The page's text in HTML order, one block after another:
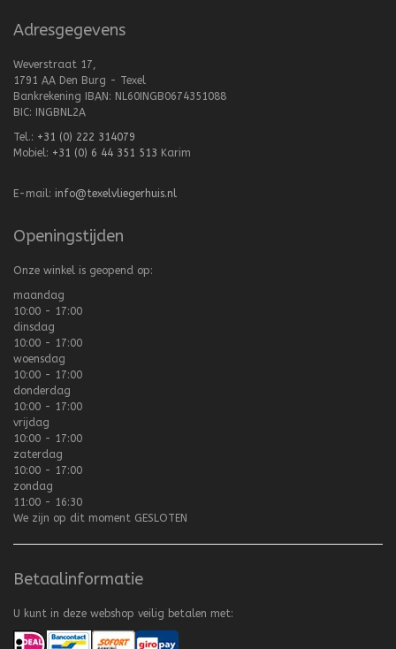
Adresgegevens
Weverstraat 17,
1791 AA Den Burg - Texel
Bankrekening IBAN: NL60INGB0674351088
BIC: INGBNL2A
Tel.: +31 (0) 222 314079
Mobiel: +31 (0) 6 44 351 513 Karim
E-mail: info@texelvliegerhuis.nl
Openingstijden
Onze winkel is geopend op:
maandag
10:00 - 17:00
dinsdag
10:00 - 17:00
woensdag
10:00 - 17:00
donderdag
10:00 - 17:00
vrijdag
10:00 - 17:00
zaterdag
10:00 - 17:00
zondag
11:00 - 16:30
We zijn op dit moment GESLOTEN
Betaalinformatie
U kunt in deze webshop veilig betalen met: